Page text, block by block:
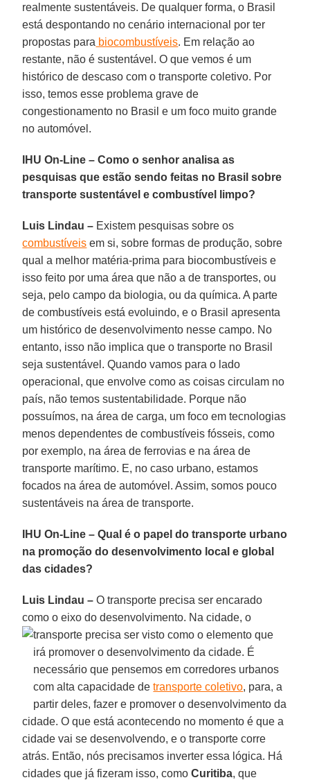
realmente sustentáveis. De qualquer forma, o Brasil
está despontando no cenário internacional por ter
propostas para biocombustíveis. Em relação ao
restante, não é sustentável. O que vemos é um
histórico de descaso com o transporte coletivo. Por
isso, temos esse problema grave de
congestionamento no Brasil e um foco muito grande
no automóvel.
IHU On-Line – Como o senhor analisa as
pesquisas que estão sendo feitas no Brasil sobre
transporte sustentável e combustível limpo?
Luis Lindau – Existem pesquisas sobre os
combustíveis em si, sobre formas de produção, sobre
qual a melhor matéria-prima para biocombustíveis e
isso feito por uma área que não a de transportes, ou
seja, pelo campo da biologia, ou da química. A parte
de combustíveis está evoluindo, e o Brasil apresenta
um histórico de desenvolvimento nesse campo. No
entanto, isso não implica que o transporte no Brasil
seja sustentável. Quando vamos para o lado
operacional, que envolve como as coisas circulam no
país, não temos sustentabilidade. Porque não
possuímos, na área de carga, um foco em tecnologias
menos dependentes de combustíveis fósseis, como
por exemplo, na área de ferrovias e na área de
transporte marítimo. E, no caso urbano, estamos
focados na área de automóvel. Assim, somos pouco
sustentáveis na área de transporte.
IHU On-Line – Qual é o papel do transporte urbano
na promoção do desenvolvimento local e global
das cidades?
Luis Lindau – O transporte precisa ser encarado
como o eixo do desenvolvimento. Na cidade, o
transporte precisa ser visto como o elemento que
irá promover o desenvolvimento da cidade. É
necessário que pensemos em corredores urbanos
com alta capacidade detransporte coletivo, para, a
partir deles, fazer e promover o desenvolvimento da
cidade. O que está acontecendo no momento é que a
cidade vai se desenvolvendo, e o transporte corre
atrás. Então, nós precisamos inverter essa lógica. Há
cidades que já fizeram isso, comoCuritiba, que